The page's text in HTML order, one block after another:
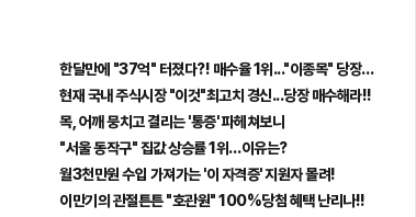
번호 보인다!?"
한달만에 "37억" 터졌다?! 매수율 1위..."이종목" 당장사라!
현재 국내 주식시장 "이것"최고치 경신...당장 매수해라!!
목, 어깨 뭉치고 결리는 '통증' 파헤쳐보니
"서울 동작구" 집값 상승률 1위…이유는?
월3천만원 수입 가져가는 '이 자격증' 지원자 몰려!
이만기의 관절튼튼 "호관원" 100%당첨 혜택 난리나!!